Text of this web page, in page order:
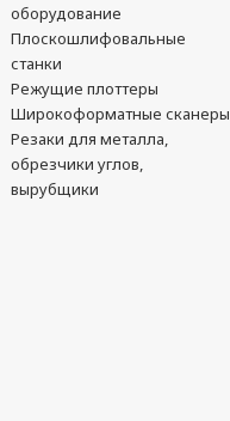
оборудование
Плоскошлифовальные
станки
Режущие плоттеры
Широкоформатные сканеры
Резаки для металла,
обрезчики углов,
вырубщики